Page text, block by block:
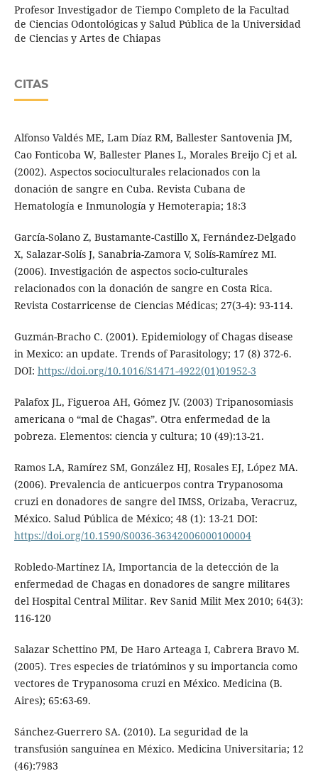
Profesor Investigador de Tiempo Completo de la Facultad
de Ciencias Odontológicas y Salud Pública de la Universidad
de Ciencias y Artes de Chiapas
CITAS
Alfonso Valdés ME, Lam Díaz RM, Ballester Santovenia JM,
Cao Fonticoba W, Ballester Planes L, Morales Breijo Cj et al.
(2002). Aspectos socioculturales relacionados con la
donación de sangre en Cuba. Revista Cubana de
Hematología e Inmunología y Hemoterapia; 18:3
García-Solano Z, Bustamante-Castillo X, Fernández-Delgado
X, Salazar-Solís J, Sanabria-Zamora V, Solís-Ramírez MI.
(2006). Investigación de aspectos socio-culturales
relacionados con la donación de sangre en Costa Rica.
Revista Costarricense de Ciencias Médicas; 27(3-4): 93-114.
Guzmán-Bracho C. (2001). Epidemiology of Chagas disease
in Mexico: an update. Trends of Parasitology; 17 (8) 372-6.
DOI: https://doi.org/10.1016/S1471-4922(01)01952-3
Palafox JL, Figueroa AH, Gómez JV. (2003) Tripanosomiasis
americana o “mal de Chagas”. Otra enfermedad de la
pobreza. Elementos: ciencia y cultura; 10 (49):13-21.
Ramos LA, Ramírez SM, González HJ, Rosales EJ, López MA.
(2006). Prevalencia de anticuerpos contra Trypanosoma
cruzi en donadores de sangre del IMSS, Orizaba, Veracruz,
México. Salud Pública de México; 48 (1): 13-21 DOI:
https://doi.org/10.1590/S0036-36342006000100004
Robledo-Martínez IA, Importancia de la detección de la
enfermedad de Chagas en donadores de sangre militares
del Hospital Central Militar. Rev Sanid Milit Mex 2010; 64(3):
116-120
Salazar Schettino PM, De Haro Arteaga I, Cabrera Bravo M.
(2005). Tres especies de triatóminos y su importancia como
vectores de Trypanosoma cruzi en México. Medicina (B.
Aires); 65:63-69.
Sánchez-Guerrero SA. (2010). La seguridad de la
transfusión sanguínea en México. Medicina Universitaria; 12
(46):7983